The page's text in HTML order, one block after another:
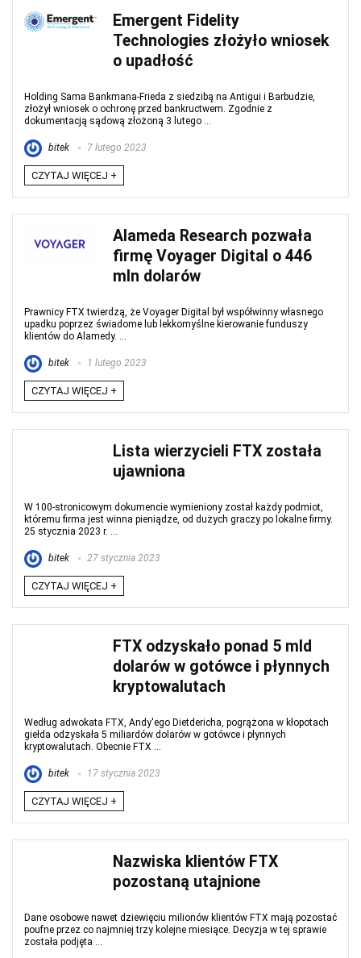
Emergent Fidelity
Technologies złożyło wniosek
o upadłość
Holding Sama Bankmana-Frieda z siedzibą na Antigui i Barbudzie,
złożył wniosek o ochronę przed bankructwem. Zgodnie z
dokumentacją sądową złożoną 3 lutego ...
bitek 7 lutego 2023
CZYTAJ WIĘCEJ +
Alameda Research pozwała
firmę Voyager Digital o 446
mln dolarów
Prawnicy FTX twierdzą, że Voyager Digital był współwinny własnego
upadku poprzez świadome lub lekkomyślne kierowanie funduszy
klientów do Alamedy. ...
bitek 1 lutego 2023
CZYTAJ WIĘCEJ +
Lista wierzycieli FTX została
ujawniona
W 100-stronicowym dokumencie wymieniony został każdy podmiot,
któremu firma jest winna pieniądze, od dużych graczy po lokalne firmy.
25 stycznia 2023 r. ...
bitek 27 stycznia 2023
CZYTAJ WIĘCEJ +
FTX odzyskało ponad 5 mld
dolarów w gotówce i płynnych
kryptowalutach
Według adwokata FTX, Andy'ego Dietdericha, pogrążona w kłopotach
giełda odzyskała 5 miliardów dolarów w gotówce i płynnych
kryptowalutach. Obecnie FTX ...
bitek 17 stycznia 2023
CZYTAJ WIĘCEJ +
Nazwiska klientów FTX
pozostaną utajnione
Dane osobowe nawet dziewięciu milionów klientów FTX mają pozostać
poufne przez co najmniej trzy kolejne miesiące. Decyzja w tej sprawie
została podjęta ...